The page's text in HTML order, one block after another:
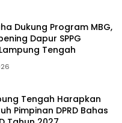
Dukung Program MBG,
Dapur SPPG
Tengah
Tengah Harapkan
Pimpinan DPRD Bahas